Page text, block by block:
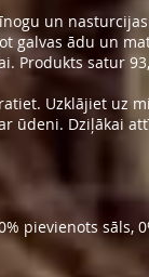
un
galvas ādu un
Produkts satur
Uzklājiet uz
ūdeni. Dziļākai
pievienots sāls,